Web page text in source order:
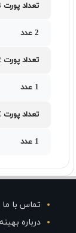
تعداد پورت USB 3
2 عدد
تعداد پورت USB 2
1 عدد
تعداد پورت USB Type-C
1 عدد
تماس با ما
درباره